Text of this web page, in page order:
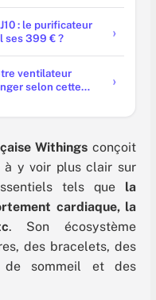
: le purificateur
ses 399 € ?
ventilateur
selon cette
Withings conçoit
à y voir plus clair sur
tels que la
cardiaque, la
. Son écosystème
des bracelets, des
de sommeil et des